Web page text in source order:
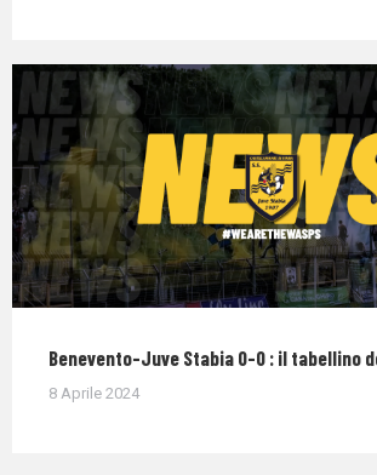
Benevento-Juve Stabia 0-0 : il tabellino
8 Aprile 2024